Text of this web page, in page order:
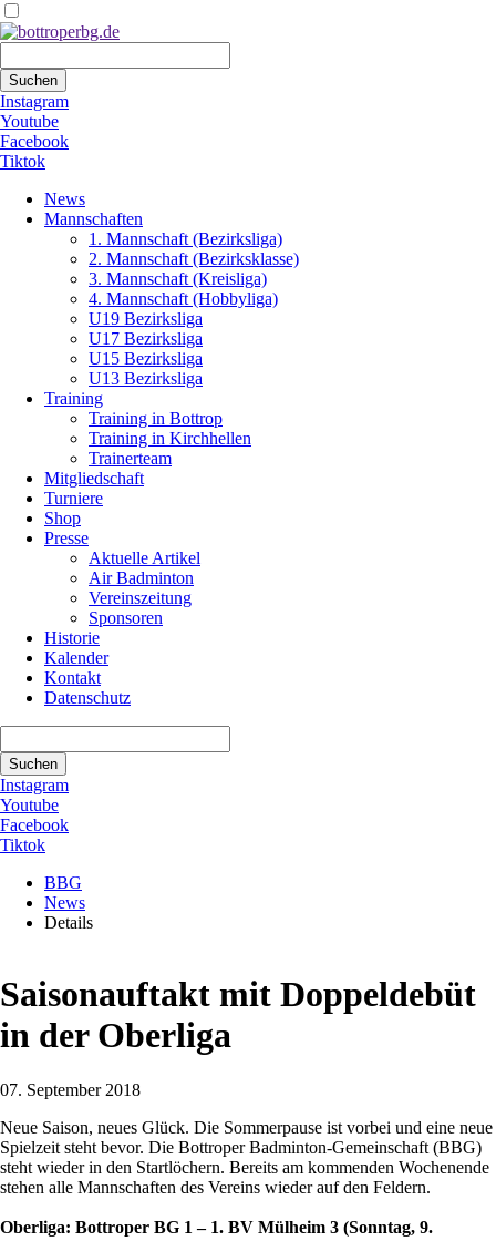
Suchen
Instagram
Youtube
Facebook
Tiktok
überspringen
News
Mannschaften
1. Mannschaft (Bezirksliga)
2. Mannschaft (Bezirksklasse)
3. Mannschaft (Kreisliga)
4. Mannschaft (Hobbyliga)
U19 Bezirksliga
U17 Bezirksliga
U15 Bezirksliga
U13 Bezirksliga
Training
Training in Bottrop
Training in Kirchhellen
Trainerteam
Mitgliedschaft
Turniere
Shop
Presse
Aktuelle Artikel
Air Badminton
Vereinszeitung
Sponsoren
Historie
Kalender
Kontakt
Datenschutz
Suchen
Instagram
Youtube
Facebook
Tiktok
BBG
News
Details
Saisonauftakt mit Doppeldebüt
in der Oberliga
07. September 2018
Neue Saison, neues Glück. Die Sommerpause ist vorbei und eine neue
Spielzeit steht bevor. Die Bottroper Badminton-Gemeinschaft (BBG)
steht wieder in den Startlöchern. Bereits am kommenden Wochenende
stehen alle Mannschaften des Vereins wieder auf den Feldern.
Oberliga: Bottroper BG 1 – 1. BV Mülheim 3 (Sonntag, 9.